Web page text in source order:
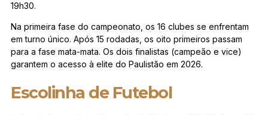
19h30.
Na primeira fase do campeonato, os 16 clubes se enfrentam
em turno único. Após 15 rodadas, os oito primeiros passam
para a fase mata-mata. Os dois finalistas (campeão e vice)
garantem o acesso à elite do Paulistão em 2026.
Escolinha de Futebol